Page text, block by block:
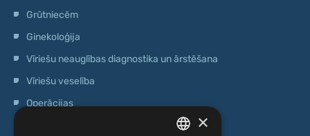
Grūtniecēm
Ginekoloģija
Vīriešu neauglības diagnostika un ārstēšana
Vīriešu veselība
Operācijas
×